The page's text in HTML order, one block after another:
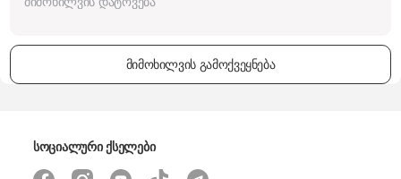
გაზის სანთურების რაოდენობა
წონა
გარანტია
მიმოხილვის გამოქვეყნება
სოციალური ქსელები